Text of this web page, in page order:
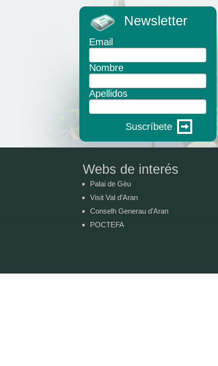
Newsletter
Email
Nombre
Apellidos
Suscríbete
Webs de interés
Palai de Gèu
Visit Val d’Aran
Conselh Generau d’Aran
POCTEFA